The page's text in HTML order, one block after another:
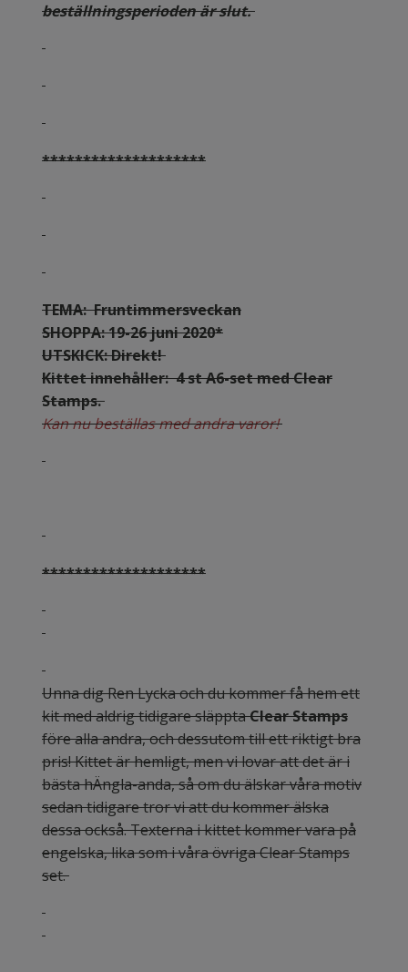
beställningsperioden är slut.
********************
TEMA: Fruntimmersveckan
SHOPPA: 19-26 juni 2020*
UTSKICK: Direkt!
Kittet innehåller: 4 st A6-set med Clear
Stamps.
Kan nu beställas med andra varor!
********************
Unna dig Ren Lycka och du kommer få hem ett
kit med aldrig tidigare släpptaClear Stamps
före alla andra, och dessutom till ett riktigt bra
pris! Kittet är hemligt, men vi lovar att det är i
bästa hÄngla-anda, så om du älskar våra motiv
sedan tidigare tror vi att du kommer älska
dessa också. Texterna i kittet kommer vara på
engelska, lika som i våra övriga Clear Stamps
set.